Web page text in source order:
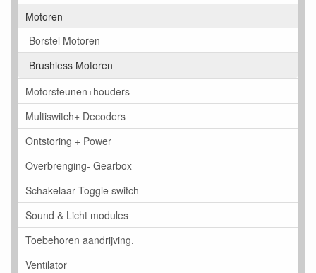
Motoren
Borstel Motoren
Brushless Motoren
Motorsteunen+houders
Multiswitch+ Decoders
Ontstoring + Power
Overbrenging- Gearbox
Schakelaar Toggle switch
Sound & Licht modules
Toebehoren aandrijving.
Ventilator